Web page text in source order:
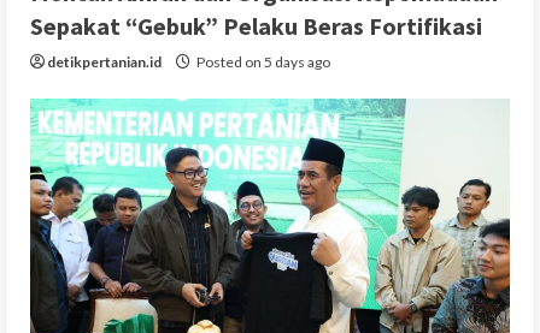
Sepakat “Gebuk” Pelaku Beras Fortifikasi
detikpertanian.id Posted on 5 days ago